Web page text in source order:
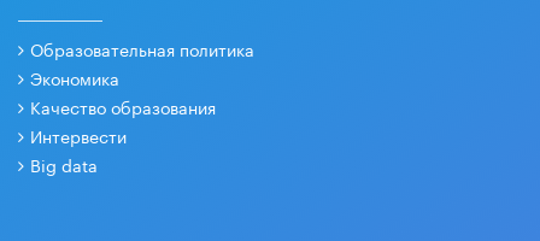
Образовательная политика
Экономика
Качество образования
Интервести
Big data